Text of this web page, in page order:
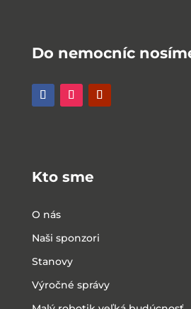
Do nemocníc
Kto sme
O nás
Naši sponzori
Stanovy
Výročné správy